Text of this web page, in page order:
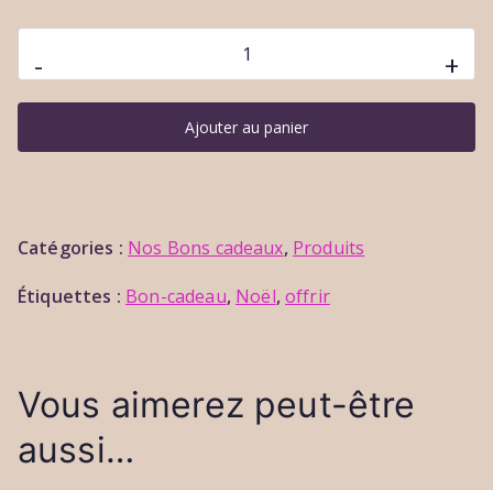
-
de
Bon
en
chambre
+
Ajouter au panier
Catégories : Nos Bons cadeaux, Produits
Étiquettes : Bon-cadeau, Noël,offrir
Vous aimerez peut-être
aussi…